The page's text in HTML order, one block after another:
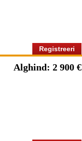
Registreeri
Alghind: 2 900 €